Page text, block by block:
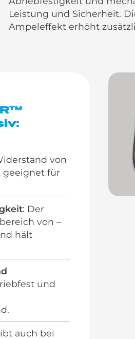
Leistung und Sicherheit.
Ampeleffekt erhöht
von
geeignet für
: Der
von –
hält
und
auch bei